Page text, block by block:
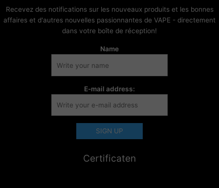
Recevez des notifications sur les nouveaux produits et les bonnes
affaires et d'autres nouvelles passionnantes de VAPE - directement
dans votre boîte de réception!
Name
E-mail address:
Certificaten